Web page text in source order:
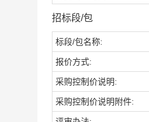
招标段/包
标段/包名称:
报价方式:
采购控制价说明:
采购控制价说明附件: